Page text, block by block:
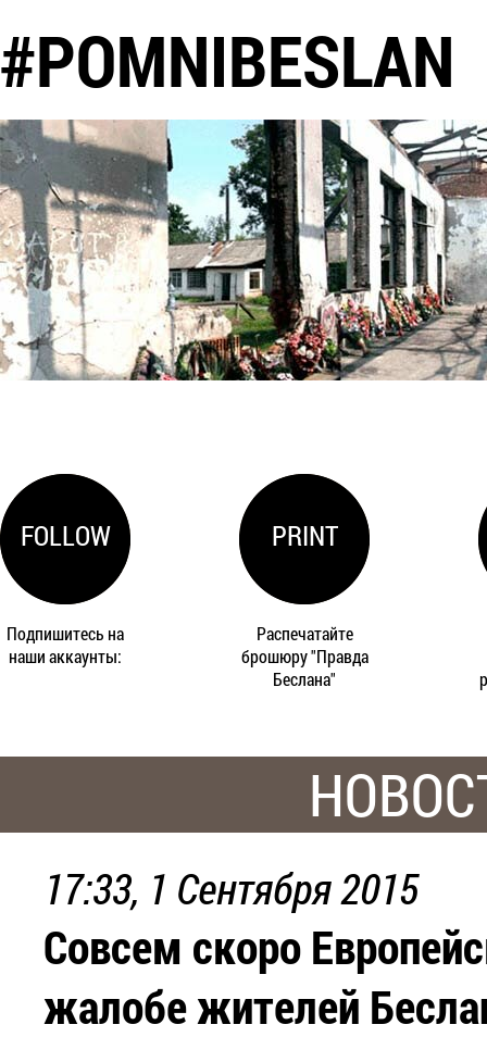
#POMNIBESLAN
FOLLOW
Подпишитесь на
наши аккаунты:
PRINT
Распечатайте
брошюру "Правда
Беслана"
17:33, 1 Сентября 2015
Совсем скоро
жалобе жителей